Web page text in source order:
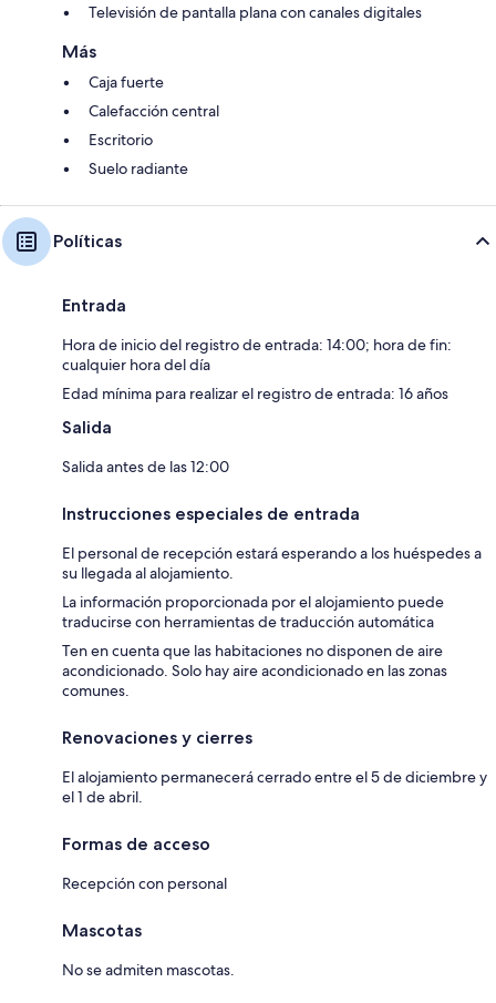
Televisión de pantalla plana con canales digitales
Más
Caja fuerte
Calefacción central
Escritorio
Suelo radiante
Políticas
Entrada
Hora de inicio del registro de entrada: 14:00; hora de fin:
cualquier hora del día
Edad mínima para realizar el registro de entrada: 16 años
Salida
Salida antes de las 12:00
Instrucciones especiales de entrada
El personal de recepción estará esperando a los huéspedes a
su llegada al alojamiento.
La información proporcionada por el alojamiento puede
traducirse con herramientas de traducción automática
Ten en cuenta que las habitaciones no disponen de aire
acondicionado. Solo hay aire acondicionado en las zonas
comunes.
Renovaciones y cierres
El alojamiento permanecerá cerrado entre el 5 de diciembre y
el 1 de abril.
Formas de acceso
Recepción con personal
Mascotas
No se admiten mascotas.